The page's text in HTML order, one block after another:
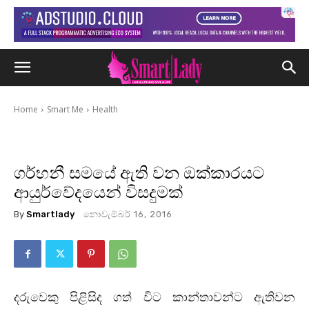
Home Smart Me Health
ගර්භනී සමයේ ඇති වන ඔක්කාරයට
ආයුර්වේදයෙන් විසදුමක්
By Smartlady නොවැම්බර් 16, 2016
දරුවෙකු පිළිසිද ගත් විට කාන්තාවන්ට ඇතිවන